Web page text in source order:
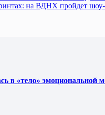
на ВДНХ пройдет
в «тело» эмоциональной